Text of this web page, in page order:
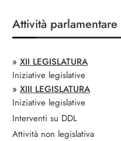
Attività parlamentare
» XII LEGISLATURA
Iniziative legislative
» XIII LEGISLATURA
Iniziative legislative
Interventi su DDL
Attività non legislativa